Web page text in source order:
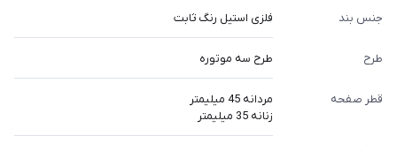
جنس بند فلزی استیل رنگ ثابت
طرح طرح سه موتوره
قطر صفحه
مردانه 45 میلیمتر
زنانه 35 میلیمتر